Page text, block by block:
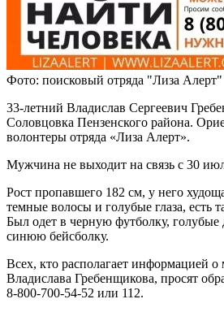
Фото: поисковый отряда "Лиза Алерт"
33-летний Владислав Сергеевич
Соловцовка Пензенского района.
волонтеры отряда «Лиза Алерт».
Мужчина не выходит на связь с 30
Рост пропавшего 182 см, у него
темные волосы и голубые глаза, есть
Был одет в черную футболку,
синюю бейсболку.
Всех, кто располагает информацией о
Владислава Гребенщикова, просят
8-800-700-54-52 или 112.